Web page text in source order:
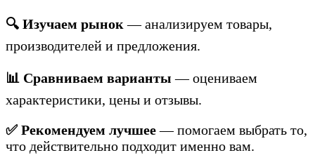
🔍 Изучаем рынок — анализируем товары,
производителей и предложения.
📊 Сравниваем варианты — оцениваем
характеристики, цены и отзывы.
✅ Рекомендуем лучшее— помогаем выбрать то,
что действительно подходит именно вам.